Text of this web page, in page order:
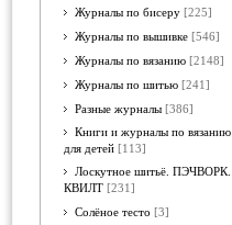
Журналы по бисеру [225]
Журналы по вышивке [546]
Журналы по вязанию [2148]
Журналы по шитью [241]
Разные журналы [386]
Книги и журналы по вязанию
для детей [113]
Лоскутное шитьё. ПЭЧВОРК.
КВИЛТ [231]
Солёное тесто [3]